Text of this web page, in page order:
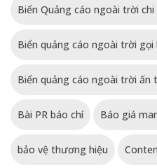
Biển Quảng cáo ngoài trời
Biển quảng cáo ngoài trời gọi
Biển quảng cáo ngoài trời ấn
Bài PR báo chí Báo giá
bảo vệ thương hiệu